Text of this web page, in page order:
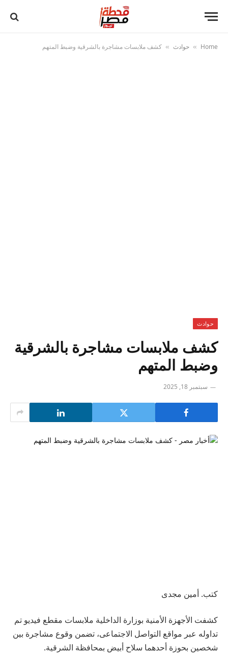
Home
» حوادث » كشف ملابسات مشاجرة بالشرقية وضبط المتهم
حوادث
كشف ملابسات مشاجرة بالشرقية
وضبط المتهم
سبتمبر 18, 2025
كتب. أمين مجدى
كشفت الأجهزة الأمنية بوزارة الداخلية ملابسات مقطع فيديو تم
تداوله عبر مواقع التواصل الاجتماعى، تضمن وقوع مشاجرة بين
شخصين بحوزة أحدهما سلاح أبيض بمحافظة الشرقية.